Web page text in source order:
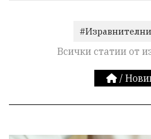
Всички статии от
/